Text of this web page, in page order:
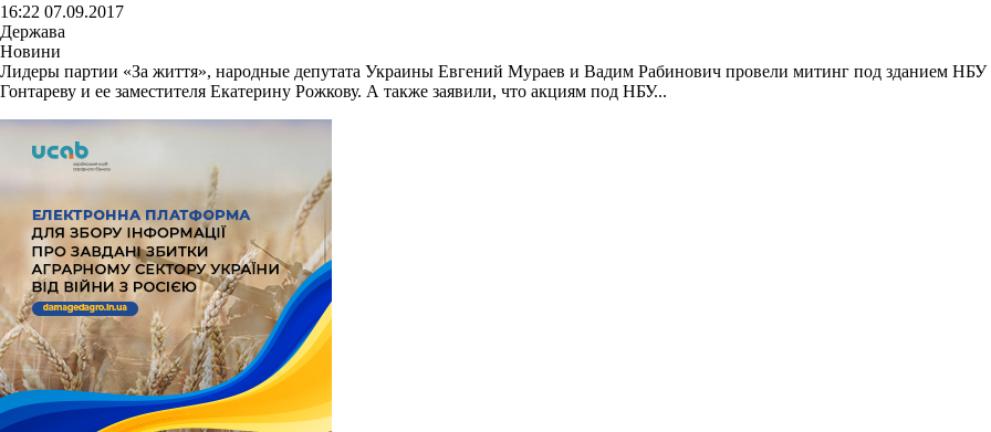
16:22 07.09.2017
Держава
Новини
Лидеры партии «За життя», народные депутата Украины Евгений Мураев и Вадим Рабинович провели митинг под зданием
Гонтареву и ее заместителя Екатерину Рожкову. А также заявили, что акциям под НБУ...